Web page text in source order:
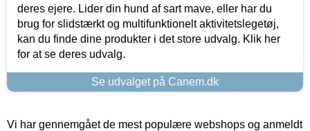
deres ejere. Lider din hund af sart mave, eller har du
brug for slidstærkt og multifunktionelt aktivitetslegetøj,
kan du finde dine produkter i det store udvalg. Klik her
for at se deres udvalg.
Se udvalget på Canem.dk
Vi har gennemgået de mest populære webshops og anmeldt